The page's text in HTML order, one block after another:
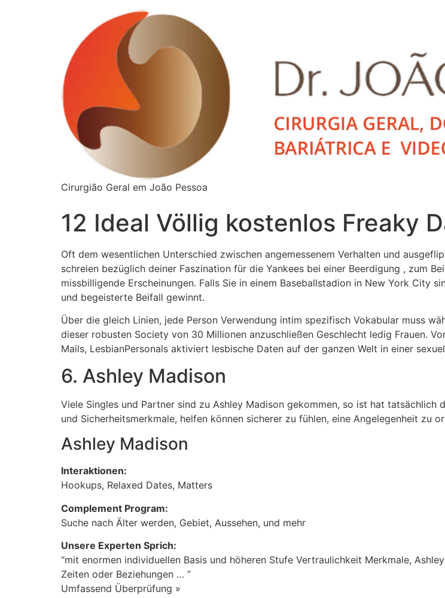
Cirurgião Geral em João Pessoa
12 Ideal Völlig kostenlos Freaky
Oft dem wesentlichen Unterschied zwischen angemessenem Verhalten und
schreien bezüglich deiner Faszination für die Yankees bei einer Beerdigung , zum
missbilligende Erscheinungen. Falls Sie in einem Baseballstadion in New York City
und begeisterte Beifall gewinnt.
Über die gleich Linien, jede Person Verwendung intim spezifisch Vokabular muss
dieser robusten Society von 30 Millionen anzuschließen Geschlecht ledig Frauen.
Mails, LesbianPersonals aktiviert lesbische Daten auf der ganzen Welt in einer
6. Ashley Madison
Viele Singles und Partner sind zu Ashley Madison gekommen, so ist hat
und Sicherheitsmerkmale, helfen können sicherer zu fühlen, eine Angelegenheit zu
Ashley Madison
Interaktionen:
Hookups, Relaxed Dates, Matters
Complement Program:
Suche nach Älter werden, Gebiet, Aussehen, und mehr
Unsere Experten Sprich:
“mit enormen individuellen Basis und höheren Stufe Vertraulichkeit Merkmale,
Zeiten oder Beziehungen … ”
Umfassend Überprüfung »